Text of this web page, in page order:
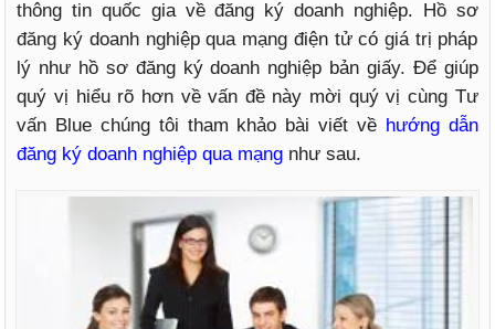
thông tin quốc gia về đăng ký doanh nghiệp. Hồ sơ
đăng ký doanh nghiệp qua mạng điện tử có giá trị pháp
lý như hồ sơ đăng ký doanh nghiệp bản giấy. Để giúp
quý vị hiểu rõ hơn về vấn đề này mời quý vị cùng Tư
vấn Blue chúng tôi tham khảo bài viết vềhướng dẫn
đăng ký doanh nghiệp qua mạng như sau.